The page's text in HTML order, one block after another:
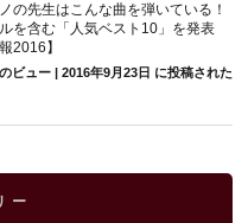
の先生はこんな曲を弾いている！
を含む「人気ベスト10」を発表
2016】
ビュー| 2016年9月23日 に投稿された
ー